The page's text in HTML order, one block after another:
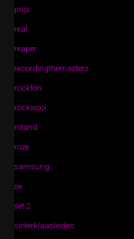
prijs
real
reaper
recordingthemasters
rockfon
rockwool
roland
roze
samsung
se
set 2
sinterklaasliedjes